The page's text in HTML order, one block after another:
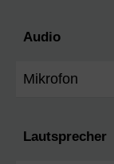
Audio
Mikrofon
Lautsprecher